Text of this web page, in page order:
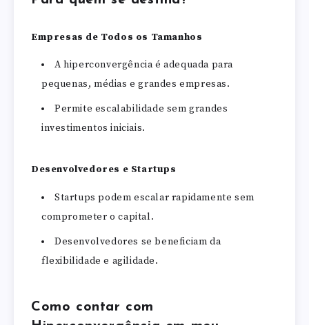
Empresas de Todos os Tamanhos
A hiperconvergência é adequada para
pequenas, médias e grandes empresas.
Permite escalabilidade sem grandes
investimentos iniciais.
Desenvolvedores e Startups
Startups podem escalar rapidamente sem
comprometer o capital.
Desenvolvedores se beneficiam da
flexibilidade e agilidade.
Como contar com